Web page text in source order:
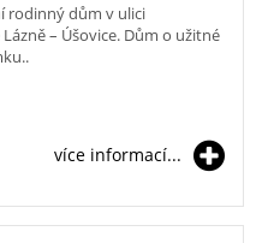
rodinný dům v ulici
– Úšovice. Dům o užitné
více informací...